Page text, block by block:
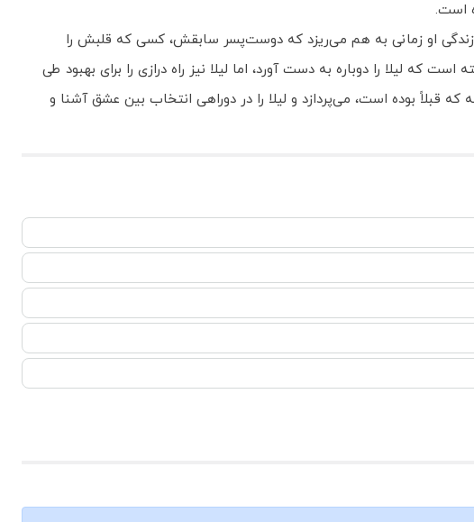
او زمانی به هم می‌ریزد که دوست‌پسر سابقش، کسی که قلبش را
لیلا را دوباره به دست آورد، اما لیلا نیز راه درازی را برای بهبود طی
بوده است، می‌پردازد و لیلا را در دوراهی انتخاب بین عشق آشنا و